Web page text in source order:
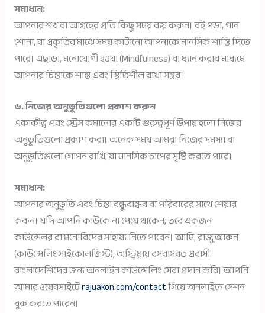
সমাধান:
আপনার শখ বা আগ্রহের প্রতি কিছু সময় ব্যয় করুন। বই পড়া, গান
শোনা, বা প্রকৃতির মাঝে সময় কাটানো আপনাকে মানসিক শান্তি দিতে
পারে। এছাড়া, মনোযোগী হওয়া (Mindfulness) বা ধ্যান করার মাধ্যমে
আপনার চিন্তাকে শান্ত এবং স্থিতিশীল রাখা সম্ভব।
৬. নিজের অনুভূতিগুলো প্রকাশ করুন
একাকীত্ব এবং স্ট্রেস কমানোর একটি গুরুত্বপূর্ণ উপায় হলো নিজের
অনুভূতিগুলো প্রকাশ করা। অনেক সময় আমরা নিজের সমস্যা বা
অনুভূতিগুলো গোপন রাখি, যা মানসিক চাপের সৃষ্টি করতে পারে।
সমাধান:
আপনার অনুভূতি এবং চিন্তা বন্ধুবান্ধব বা পরিবারের সাথে শেয়ার
করুন। যদি আপনি কাউকে না পেয়ে থাকেন, তবে একজন
কাউন্সেলর বা মনোবিদের সাহায্য নিতে পারেন। আমি, রাজু আকন
(কাউন্সেলিং সাইকোলজিস্ট), অস্ট্রিয়ায় বসবাসরত প্রবাসী
বাংলাদেশিদের জন্য অনলাইন কাউন্সেলিং সেবা প্রদান করি। আপনি
আমার ওয়েবসাইটেrajuakon.com/contactগিয়ে অনলাইনে সেশন
বুক করতে পারেন।